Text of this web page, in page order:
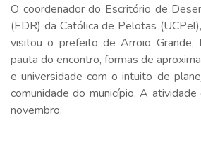
O coordenador do Escritório de
(EDR) da Católica de Pelotas
visitou o prefeito de Arroio Grande,
pauta do encontro, formas de
e universidade com o intuito de
comunidade do município. A
novembro.